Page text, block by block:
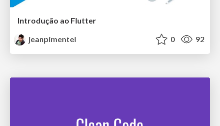
Introdução ao Flutter
jeanpimentel
0 92